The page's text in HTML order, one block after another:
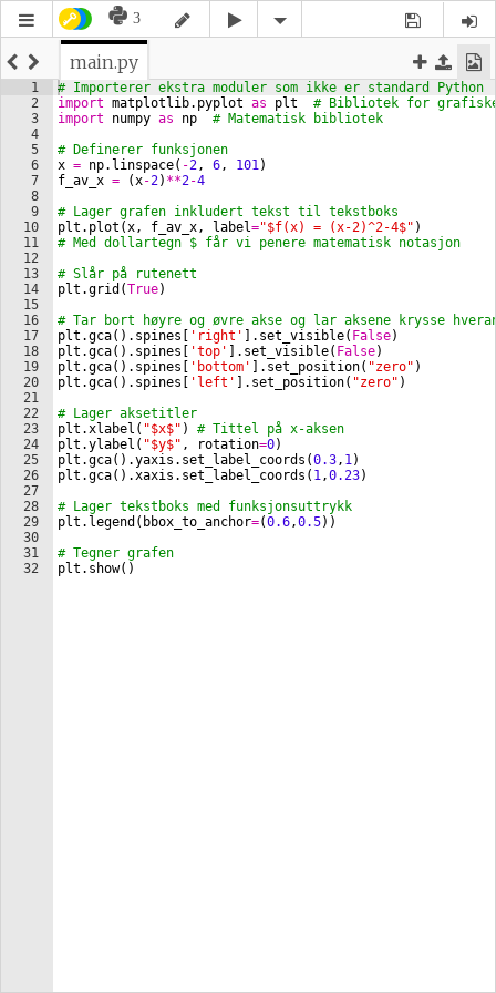
3
main.py
1
2
3
4
5
6
7
8
9
10
11
12
13
14
15
16
17
18
19
20
21
22
23
24
25
26
27
28
29
30
31
32
# Importerer ekstra moduler som ikke er standard Python
import matplotlib. pyplot as plt
# Bibliotek for
import
numpy as np
# Matematisk bibliotek
# Definerer funksjonen
x = np. linspace( -2, 6, 101)
f_av_x = (x-2) **2-4
# Lager grafen inkludert tekst til tekstboks
plt . plot (x, f_av_x, label="$f(x) = (x-2)^2-4$" )
# Med dollartegn $ får vi penere matematisk notasjon
# Slår på rutenett
plt .grid (True)
# Tar bort høyre og øvre akse og lar aksene krysse
plt .gca( ) . spines 'right' . set_visible( False)
plt .gca( ) . spines 'top' . set_visible( False)
plt .gca( ) . spines 'bottom' . set_position( "zero" )
plt .gca( ) . spines 'left' . set_position( "zero" )
# Lager aksetitler
plt .xlabel ( "$x$" )
# Tittel på x-aksen
plt .ylabel ( "$y$" , rotation=0)
plt .gca( ) .yaxis . set_label_coords (0.3, 1)
plt .gca( ) .xaxis . set_label_coords ( 1,0.23)
# Lager tekstboks med funksjonsuttrykk
plt . legend ( bbox_to_anchor=(0.6,0.5))
# Tegner grafen
plt . show( )